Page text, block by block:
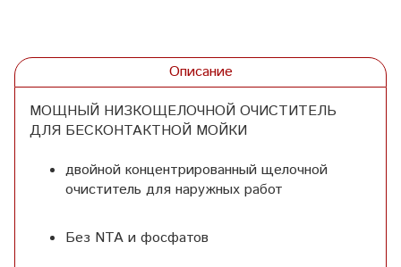
Описание
МОЩНЫЙ НИЗКОЩЕЛОЧНОЙ ОЧИСТИТЕЛЬ
ДЛЯ БЕСКОНТАКТНОЙ МОЙКИ
двойной концентрированный щелочной
очиститель для наружных работ
Без NTA и фосфатов